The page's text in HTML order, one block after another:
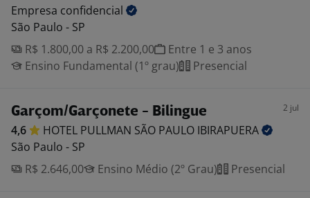
Empresa confidencial
São Paulo - SP
R$ 1.800,00 a R$ 2.200,00
Entre 1 e 3 anos
Ensino Fundamental (1º grau)
Presencial
Garçom/Garçonete - Bilingue 2 jul
4,6 HOTEL PULLMAN SÃO PAULO IBIRAPUERA
São Paulo - SP
R$ 2.646,00
Ensino Médio (2º Grau) Presencial